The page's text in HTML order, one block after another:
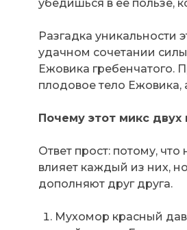
убедишься в ее пользе,
Разгадка уникальности
удачном сочетании
Ежовика гребенчатого.
плодовое тело Ежовика,
Почему этот микс двух
Ответ прост: потому,
влияет каждый из них,
дополняют друг друга.
Мухомор красный